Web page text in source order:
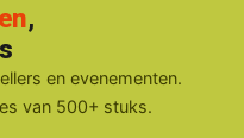
,
en evenementen.
van 500+ stuks.